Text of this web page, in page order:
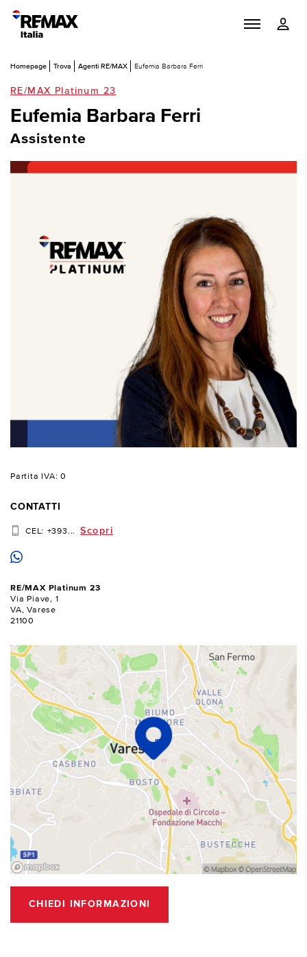
Homepage Trova Agenti RE/MAX Eufemia Barbara Ferri
RE/MAX Platinum 23
Eufemia Barbara Ferri
Assistente
Partita IVA: 0
CONTATTI
CEL: +393... Scopri
RE/MAX Platinum 23
Via Piave, 1
VA, Varese
21100
CHIEDI INFORMAZIONI